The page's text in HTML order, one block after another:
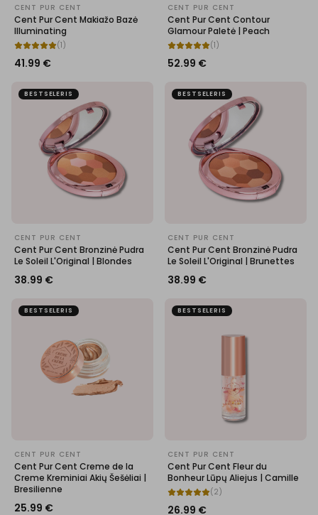
CENT PUR CENT
Cent Pur Cent Makiažo Bazė
Illuminating
(1 )
41.99 €
CENT PUR CENT
Cent Pur Cent Contour
Glamour Paletė | Peach
(1 )
52.99 €
BESTSELERIS
CENT PUR CENT
Cent Pur Cent Bronzinė Pudra
Le Soleil L'Original | Blondes
38.99 €
BESTSELERIS
CENT PUR CENT
Cent Pur Cent Bronzinė Pudra
Le Soleil L'Original | Brunettes
38.99 €
BESTSELERIS
CENT PUR CENT
Cent Pur Cent Creme de la
Creme Kreminiai Akių Šešėliai |
Bresilienne
25.99 €
BESTSELERIS
CENT PUR CENT
Cent Pur Cent Fleur du
Bonheur Lūpų Aliejus | Camille
( 2 )
26.99 €